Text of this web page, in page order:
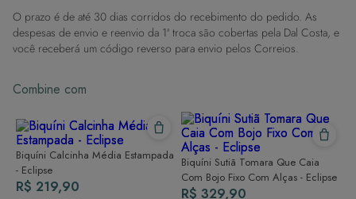
Dicas de Lavagem:
Lave rapidamente: Assim que possível, lave separado de outras peças.
À mão e com cuidado: Use água fria e sabão neutro, evitando máquina
Secagem ideal: Não deixe de molho nem guarde úmido. Seque à
Para cores vibrantes: Lave as peças antes do primeiro uso e siga as
dicas acima para manter as cores radiantes.
O prazo é de até 30 dias corridos do recebimento do pedido. As
despesas de envio e reenvio da 1ª troca são cobertas pela Dal Costa, e
você receberá um código reverso para envio pelos Correios.
Combine com
Biquíni Calcinha Média Estampada
- Eclipse
R$ 219,90
Biquíni Sutiã Tomara Que Caia
Com Bojo Fixo Com Alças - Eclipse
R$ 329,90